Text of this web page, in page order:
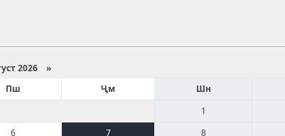
2026 »
Пш Ҷм Шн
1
6 7 8